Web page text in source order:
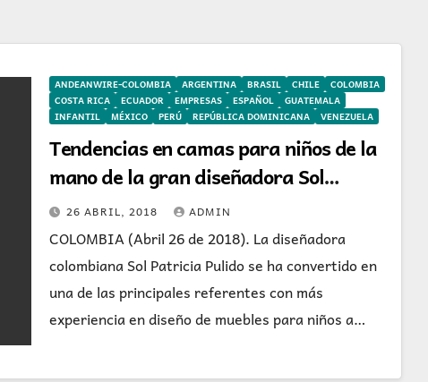
ANDEANWIRE-COLOMBIA ARGENTINA BRASIL CHILE
COLOMBIA
COSTA RICA
ECUADOR EMPRESAS ESPAÑOL
GUATEMALA
INFANTIL
MÉXICO PERÚ REPÚBLICA DOMINICANA VENEZUELA
Tendencias en camas para niños de la
mano de la gran diseñadora Sol
Patricia Pulido
26 ABRIL, 2018 ADMIN
COLOMBIA (Abril 26 de 2018). La diseñadora
colombiana Sol Patricia Pulido se ha convertido en
una de las principales referentes con más
experiencia en diseño de muebles para niños a…